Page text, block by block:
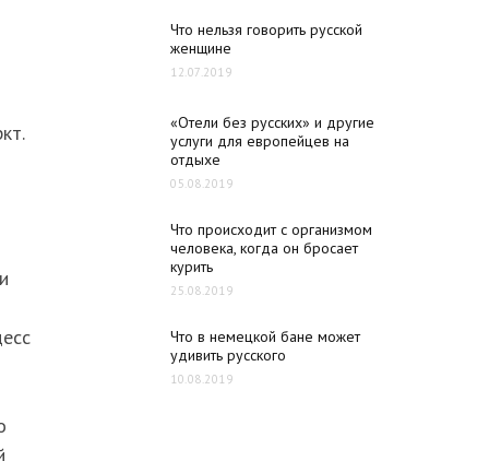
Что нельзя говорить русской
женщине
12.07.2019
«Отели без русских» и другие
услуги для европейцев на
отдыхе
05.08.2019
Что происходит с организмом
человека, когда он бросает
курить
25.08.2019
Что в немецкой бане может
удивить русского
10.08.2019